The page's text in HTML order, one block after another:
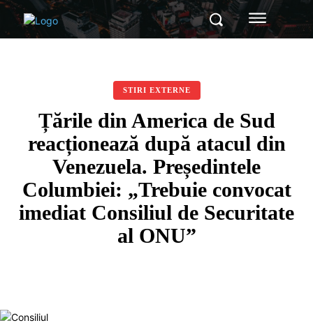
STIRI EXTERNE
Țările din America de Sud
reacționează după atacul din
Venezuela. Președintele
Columbiei: „Trebuie convocat
imediat Consiliul de Securitate
al ONU”